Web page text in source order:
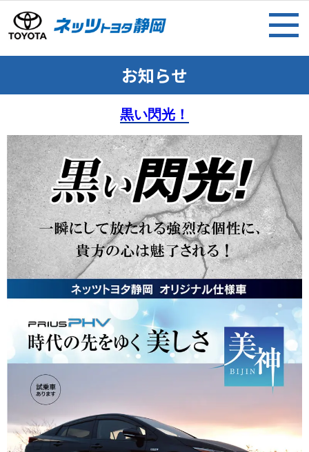
お知らせ
黒い閃光！